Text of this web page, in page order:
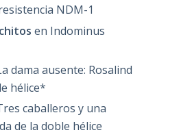
NDM-1
en Indominus
dama ausente: Rosalind
hélice*
caballeros y una
de la doble hélice